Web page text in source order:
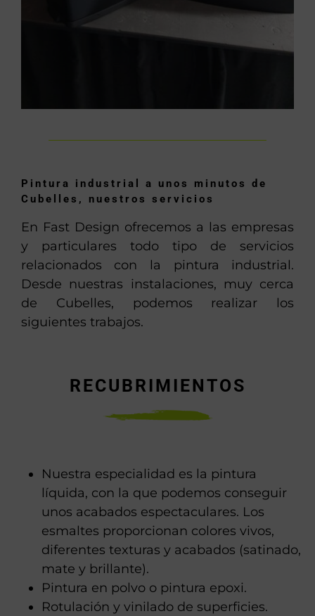
Pintura industrial a unos minutos de
Cubelles, nuestros servicios
En Fast Design ofrecemos a las empresas
y particulares todo tipo de servicios
relacionados con la pintura industrial.
Desde nuestras instalaciones, muy cerca
de Cubelles, podemos realizar los
siguientes trabajos.
RECUBRIMIENTOS
Nuestra especialidad es la pintura
líquida, con la que podemos conseguir
unos acabados espectaculares. Los
esmaltes proporcionan colores vivos,
diferentes texturas y acabados (satinado,
mate y brillante).
Pintura en polvo o pintura epoxi.
Rotulación y vinilado de superficies.